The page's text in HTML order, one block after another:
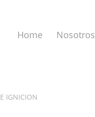
Home Nosotros
IGNICION